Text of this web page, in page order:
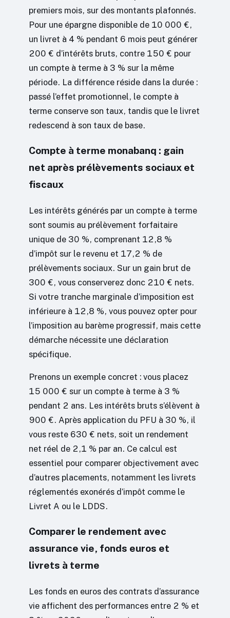
premiers mois, sur des montants plafonnés.
Pour une épargne disponible de 10 000 €,
un livret à 4 % pendant 6 mois peut générer
200 € d’intérêts bruts, contre 150 € pour
un compte à terme à 3 % sur la même
période. La différence réside dans la durée :
passé l’effet promotionnel, le compte à
terme conserve son taux, tandis que le livret
redescend à son taux de base.
Compte à terme monabanq : gain
net après prélèvements sociaux et
fiscaux
Les intérêts générés par un compte à terme
sont soumis au prélèvement forfaitaire
unique de 30 %, comprenant 12,8 %
d’impôt sur le revenu et 17,2 % de
prélèvements sociaux. Sur un gain brut de
300 €, vous conserverez donc 210 € nets.
Si votre tranche marginale d’imposition est
inférieure à 12,8 %, vous pouvez opter pour
l’imposition au barème progressif, mais cette
démarche nécessite une déclaration
spécifique.
Prenons un exemple concret : vous placez
15 000 € sur un compte à terme à 3 %
pendant 2 ans. Les intérêts bruts s’élèvent à
900 €. Après application du PFU à 30 %, il
vous reste 630 € nets, soit un rendement
net réel de 2,1 % par an. Ce calcul est
essentiel pour comparer objectivement avec
d’autres placements, notamment les livrets
réglementés exonérés d’impôt comme le
Livret A ou le LDDS.
Comparer le rendement avec
assurance vie, fonds euros et
livrets à terme
Les fonds en euros des contrats d’assurance
vie affichent des performances entre 2 % et